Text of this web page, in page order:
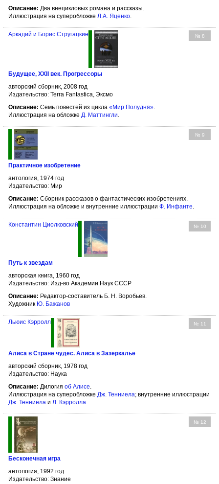
Описание: Два внецикловых романа и рассказы.
Иллюстрация на суперобложке Л.А. Яценко.
№ 8
Аркадий и Борис Стругацкие
Будущее, XXII век. Прогрессоры
авторский сборник, 2008 год
Издательство: Terra Fantastica, Эксмо
Описание: Семь повестей из цикла «Мир Полудня».
Иллюстрация на обложке Д. Маттингли.
№ 9
Практичное изобретение
антология, 1974 год
Издательство: Мир
Описание: Сборник рассказов о фантастических изобретениях.
Иллюстрация на обложке и внутренние иллюстрации Ф. Инфанте.
№ 10
Константин Циолковский
Путь к звездам
авторская книга, 1960 год
Издательство: Изд-во Академии Наук СССР
Описание: Редактор-составитель Б. Н. Воробьев.
Художник Ю. Бажанов
№ 11
Льюис Кэрролл
Алиса в Стране чудес. Алиса в Зазеркалье
авторский сборник, 1978 год
Издательство: Наука
Описание: Дилогия об Алисе.
Иллюстрация на суперобложке Дж. Тенниела; внутренние иллюстрации
Дж. Тенниела и Л. Кэрролла.
№ 12
Бесконечная игра
антология, 1992 год
Издательство: Знание